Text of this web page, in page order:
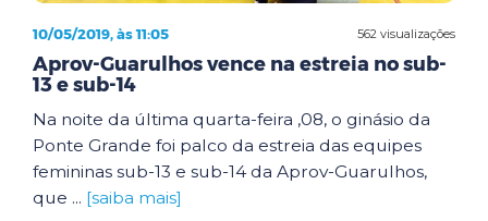
562 visualizações
10/05/2019, às 11:05
Aprov-Guarulhos vence na estreia no sub-
13 e sub-14
Na noite da última quarta-feira ,08, o ginásio da
Ponte Grande foi palco da estreia das equipes
femininas sub-13 e sub-14 da Aprov-Guarulhos,
que ... [saiba mais]